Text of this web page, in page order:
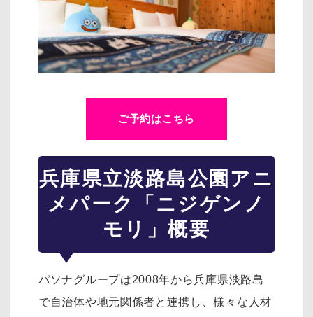
ご予約はこちら
兵庫県立淡路島公園アニ
メパーク「ニジゲンノ
モリ」概要
パソナグループは2008年から兵庫県淡路島
で自治体や地元関係者と連携し、様々な人材